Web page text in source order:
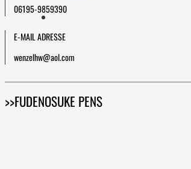
06195-9859390
E-MAIL ADRESSE
wenzelhw@aol.com
>>FUDENOSUKE PENS